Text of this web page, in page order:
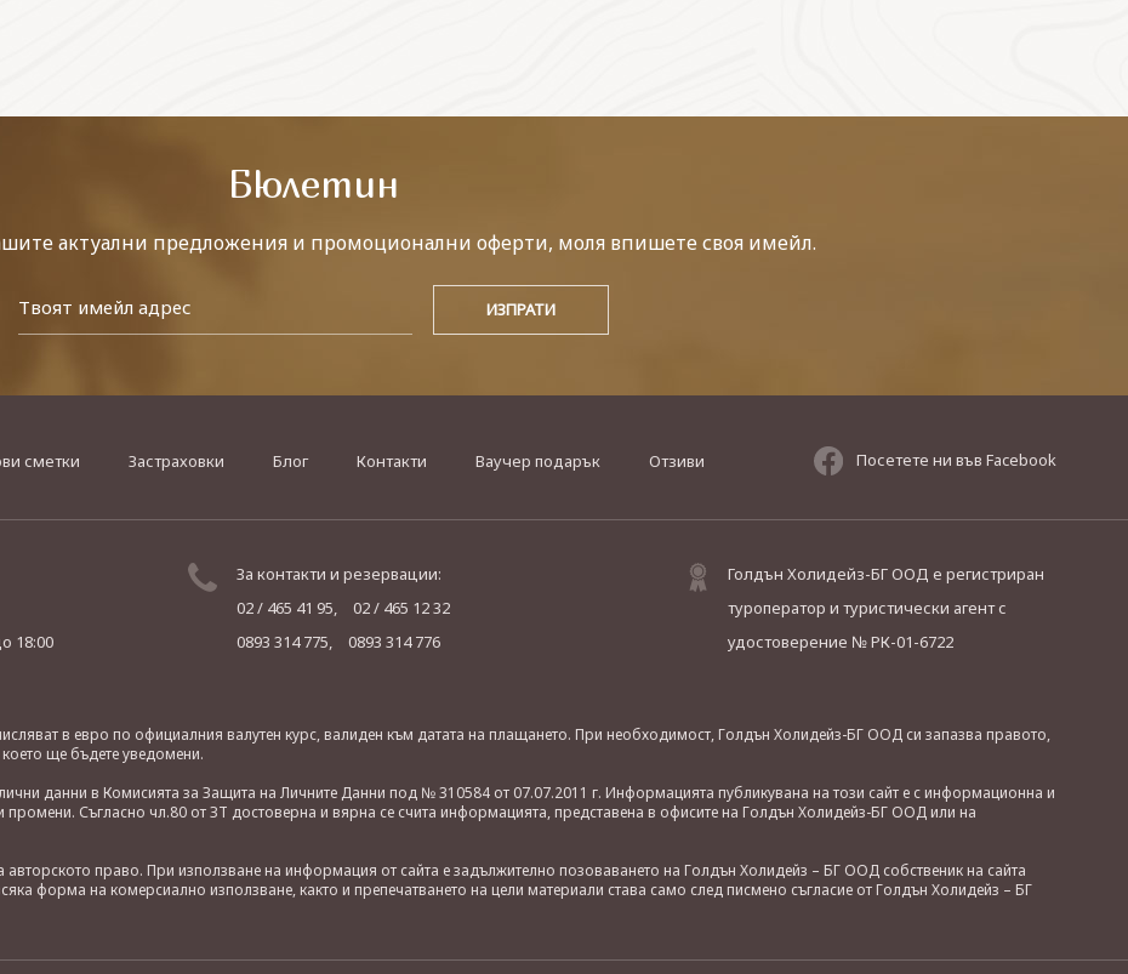
Бюлетин
актуални предложения и промоционални оферти, моля впишете своя имейл.
сметки Застраховки Блог Контакти Ваучер подарък Отзиви Посетете ни във Facebook
18:00
За контакти и резервации:
02 / 465 41 95,
02 / 465 12 32
0893 314 775,
0893 314 776
Голдън Холидейз-БГ ООД е регистриран
туроператор и туристически агент с
удостоверение № РК-01-6722
в евро по официалния валутен курс, валиден към датата на плащането. При необходимост, Голдън Холидейз-БГ ООД си запазва правото,
ще бъдете уведомени.
данни в Комисията за Защита на Личните Данни под № 310584 от 07.07.2011 г. Информацията публикувана на този сайт е с информационна и
Съгласно чл.80 от ЗТ достоверна и вярна се счита информацията, представена в офисите на Голдън Холидейз-БГ ООД или на
право. При използване на информация от сайта е задължително позоваването на Голдън Холидейз – БГ ООД собственик на сайта
форма на комерсиално използване, както и препечатването на цели материали става само след писмено съгласие от Голдън Холидейз – БГ